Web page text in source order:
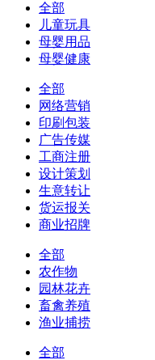
全部
儿童玩具
母婴用品
母婴健康
全部
网络营销
印刷包装
广告传媒
工商注册
设计策划
生意转让
货运报关
商业招牌
全部
农作物
园林花卉
畜禽养殖
渔业捕捞
全部